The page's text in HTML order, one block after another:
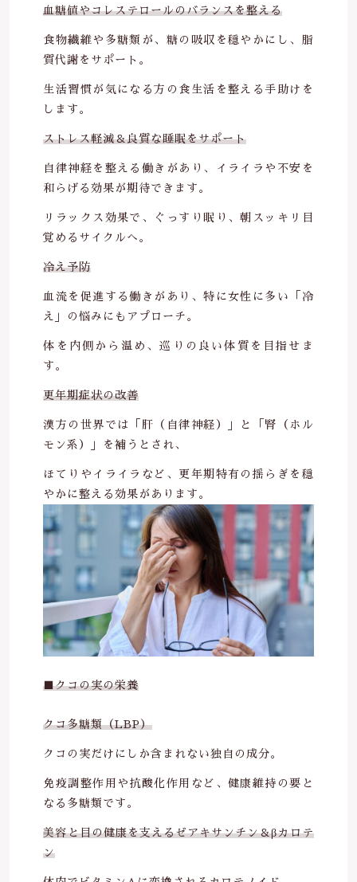
血糖値やコレステロールのバランスを整える
食物繊維や多糖類が、糖の吸収を穏やかにし、脂
質代謝をサポート。
生活習慣が気になる方の食生活を整える手助けを
します。
ストレス軽減＆良質な睡眠をサポート
自律神経を整える働きがあり、イライラや不安を
和らげる効果が期待できます。
リラックス効果で、ぐっすり眠り、朝スッキリ目
覚めるサイクルへ。
冷え予防
血流を促進する働きがあり、特に女性に多い「冷
え」の悩みにもアプローチ。
体を内側から温め、巡りの良い体質を目指せま
す。
更年期症状の改善
漢方の世界では「肝（自律神経）」と「腎（ホル
モン系）」を補うとされ、
ほてりやイライラなど、更年期特有の揺らぎを穏
やかに整える効果があります。
■クコの実の栄養
クコ多糖類（LBP）
クコの実だけにしか含まれない独自の成分。
免疫調整作用や抗酸化作用など、健康維持の要と
なる多糖類です。
美容と目の健康を支えるゼアキサンチン＆βカロテ
ン